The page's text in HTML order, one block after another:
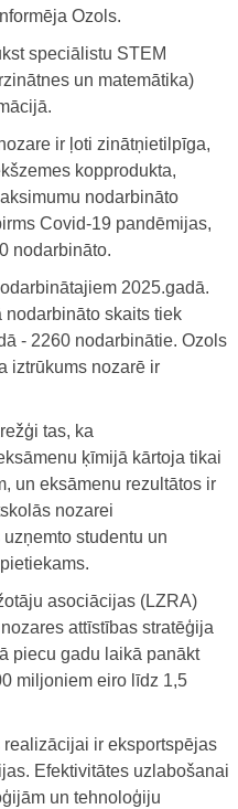
Ozols.
speciālistu STEM
un matemātika)
ir ļoti zinātņietilpīga,
kopprodukta,
nodarbināto
Covid-19 pandēmijas,
nodarbināto.
2025.gadā.
nodarbināto skaits tiek
- 2260 nodarbinātie. Ozols
iztrūkums nozarē ir
tas, ka
ķīmijā kārtoja tikai
un eksāmenu rezultātos ir
nozarei
studentu un
asociācijas (LZRA)
attīstības stratēģija
piecu gadu laikā panākt
miljoniem eiro līdz 1,5
ir eksportspējas
Efektivitātes uzlabošanai
un tehnoloģiju